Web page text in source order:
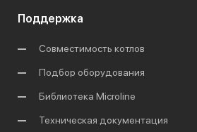
Поддержка
Совместимость котлов
Подбор оборудования
Библиотека Microline
Техническая документация